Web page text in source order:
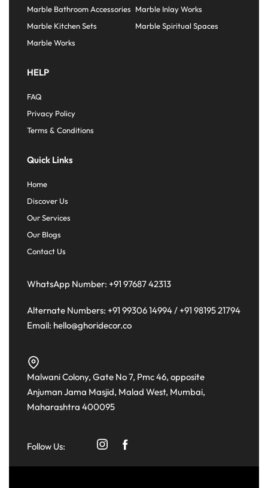
Marble Bathroom Accessories Marble Inlay Works
Marble Kitchen Sets
Marble Spiritual Spaces
Marble Works
HELP
FAQ
Privacy Policy
Terms & Conditions
Quick Links
Home
Discover Us
Our Services
Our Blogs
Contact Us
WhatsApp Number: +91 97687 42313
Alternate Numbers: +91 99306 14994/ +91 98195 21794
Email: hello@ghoridecor.co
Malwani Colony, Gate No 7, Pmc 46, opposite
Anjuman Jama Masjid, Malad West, Mumbai,
Maharashtra 400095
Follow Us: